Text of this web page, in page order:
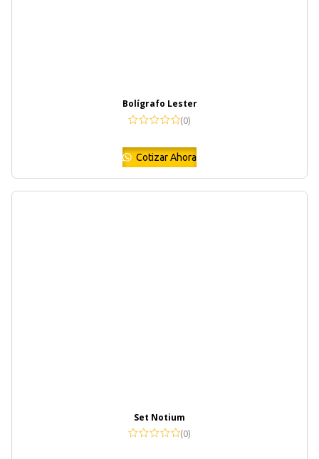
Bolígrafo Lester
(0)
Cotizar Ahora
Set Notium
(0)